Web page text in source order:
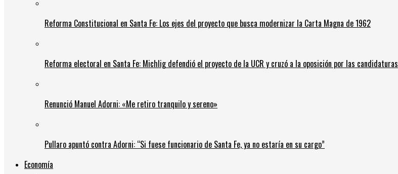
Reforma Constitucional en Santa Fe: Los ejes del proyecto que busca modernizar la Carta Magna de 1962
Reforma electoral en Santa Fe: Michlig defendió el proyecto de la UCR y cruzó a la oposición por las candidaturas
Renunció Manuel Adorni: «Me retiro tranquilo y sereno»
Pullaro apuntó contra Adorni: “Si fuese funcionario de Santa Fe, ya no estaría en su cargo”
Economía